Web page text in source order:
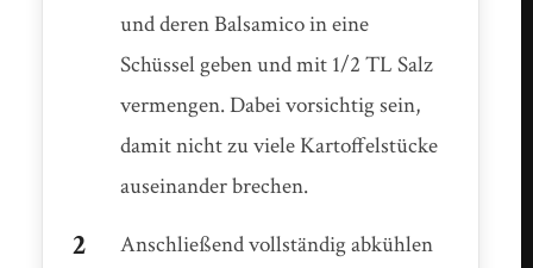
und deren Balsamico in eine
Schüssel geben und mit 1/2 TL Salz
vermengen. Dabei vorsichtig sein,
damit nicht zu viele Kartoffelstücke
auseinander brechen.
Anschließend vollständig abkühlen